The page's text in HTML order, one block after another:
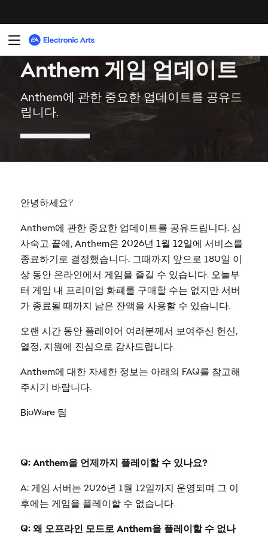
안녕하세요?
Anthem에 관한 중요한 업데이트를 공유드립니다. 심
사숙고 끝에, Anthem은 2026년 1월 12일에 서비스를
종료하기로 결정했습니다. 그때까지 앞으로 180일 이
상 동안 온라인에서 게임을 즐길 수 있습니다. 오늘부
터 게임 내 프리미엄 화폐를 구매할 수는 없지만 서버
가 종료될 때까지 남은 잔액을 사용할 수 있습니다.
오랜 시간 동안 플레이어 여러분께서 보여주신 헌신,
열정, 지원에 진심으로 감사드립니다.
Anthem에 대한 자세한 정보는 아래의 FAQ를 참고해
주시기 바랍니다.
BioWare 팀
Q: Anthem을 언제까지 플레이할 수 있나요?
A: 게임 서버는 2026년 1월 12일까지 운영되며 그 이
후에는 게임을 플레이할 수 없습니다.
Q: 왜 오프라인 모드로 Anthem을 플레이할 수 없나